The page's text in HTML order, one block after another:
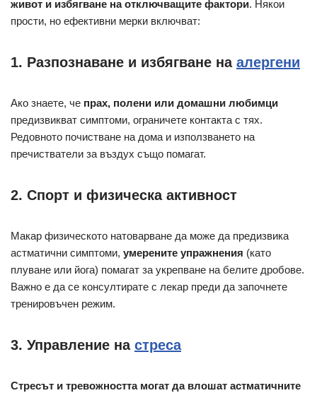
живот и избягване на отключващите фактори. Някои
прости, но ефективни мерки включват:
1. Разпознаване и избягване на алергени
Ако знаете, че прах, полени или домашни любимци
предизвикват симптоми, ограничете контакта с тях.
Редовното почистване на дома и използването на
пречистватели за въздух също помагат.
2. Спорт и физическа активност
Макар физическото натоварване да може да предизвика
астматични симптоми, умерените упражнения (като
плуване или йога) помагат за укрепване на белите дробове.
Важно е да се консултирате с лекар преди да започнете
тренировъчен режим.
3. Управление на стреса
Стресът и тревожността могат да влошат астматичните